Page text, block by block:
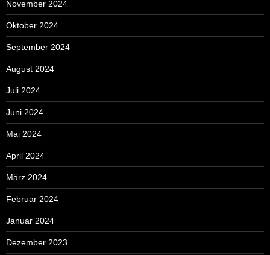
November 2024
Oktober 2024
September 2024
August 2024
Juli 2024
Juni 2024
Mai 2024
April 2024
März 2024
Februar 2024
Januar 2024
Dezember 2023